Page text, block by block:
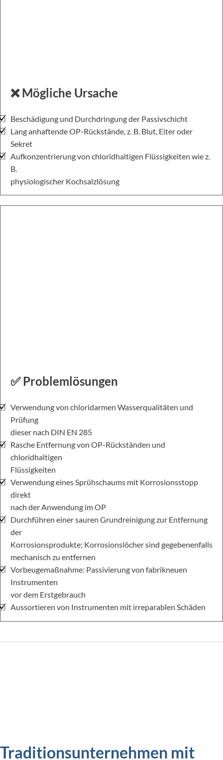
❌ Mögliche Ursache
Beschädigung und Durchdringung der Passivschicht
Lang anhaftende OP-Rückstände, z. B. Blut, Eiter oder
Sekret
Aufkonzentrierung von chloridhaltigen Flüssigkeiten wie z.
B.
physiologischer Kochsalzlösung
✅ Problemlösungen
Verwendung von chloridarmen Wasserqualitäten und
Prüfung
dieser nach DIN EN 285
Rasche Entfernung von OP-Rückständen und
chloridhaltigen
Flüssigkeiten
Verwendung eines Sprühschaums mit Korrosionsstopp
direkt
nach der Anwendung im OP
Durchführen einer sauren Grundreinigung zur Entfernung
der
Korrosionsprodukte; Korrosionslöcher sind gegebenenfalls
mechanisch zu entfernen
Vorbeugemaßnahme: Passivierung von fabrikneuen
Instrumenten
vor dem Erstgebrauch
Aussortieren von Instrumenten mit irreparablen Schäden
Traditionsunternehmen mit